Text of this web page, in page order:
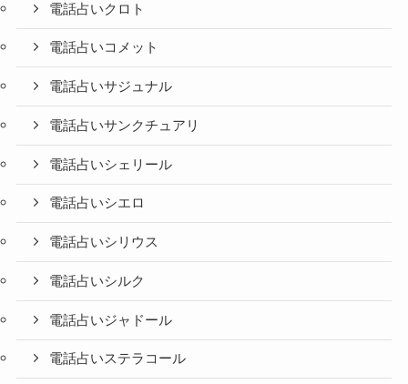
電話占いクロト
電話占いコメット
電話占いサジュナル
電話占いサンクチュアリ
電話占いシェリール
電話占いシエロ
電話占いシリウス
電話占いシルク
電話占いジャドール
電話占いステラコール